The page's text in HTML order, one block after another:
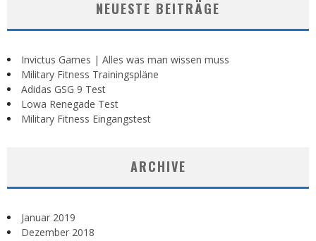
NEUESTE BEITRÄGE
Invictus Games | Alles was man wissen muss
Military Fitness Trainingspläne
Adidas GSG 9 Test
Lowa Renegade Test
Military Fitness Eingangstest
ARCHIVE
Januar 2019
Dezember 2018